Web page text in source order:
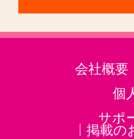
会社概要
個
サポ
掲載の